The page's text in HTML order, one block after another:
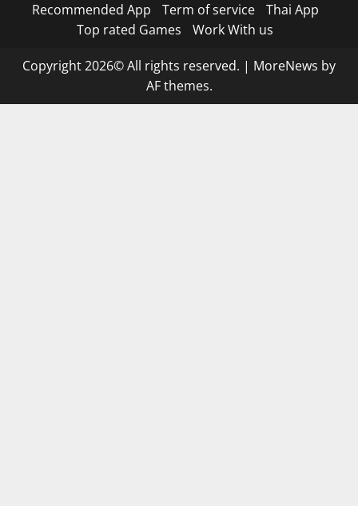
Recommended App
Term of service
Thai App
Top rated Games
Work With us
Copyright 2026© All rights reserved. | MoreNews by
AF themes.